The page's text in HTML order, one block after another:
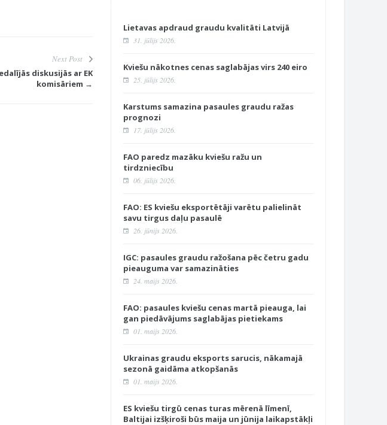
Next Post
diskusijās ar EK
komisāriem →
Lietavas apdraud graudu kvalitāti Latvijā
31. jūlijs 2026.
Kviešu nākotnes cenas saglabājas virs 240 eiro
25. jūlijs 2026.
Karstums samazina pasaules graudu ražas
prognozi
17. jūlijs 2026.
FAO paredz mazāku kviešu ražu un
tirdzniecību
06. jūlijs 2026.
FAO: ES kviešu eksportētāji varētu palielināt
savu tirgus daļu pasaulē
26. jūnijs 2026.
IGC: pasaules graudu ražošana pēc četru gadu
pieauguma var samazināties
24. maijs 2026.
FAO: pasaules kviešu cenas martā pieauga, lai
gan piedāvājums saglabājas pietiekams
01. maijs 2026.
Ukrainas graudu eksports sarucis, nākamajā
sezonā gaidāma atkopšanās
01. maijs 2026.
ES kviešu tirgū cenas turas mērenā līmenī,
Baltijai izšķiroši būs maija un jūnija laikapstākļi